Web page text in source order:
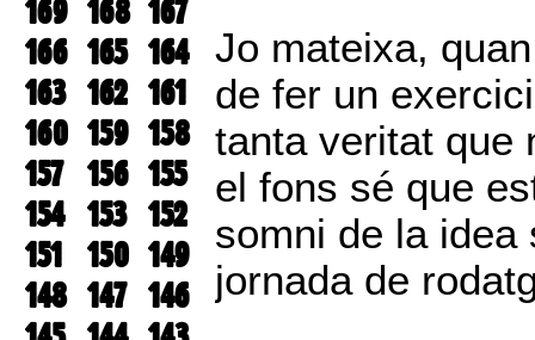
169 168 167
166 165 164
163 162 161
160 159 158
157 156 155
154 153 152
151
150 149
148 147 146
Jo mateixa,
de fer un
tanta veritat que
el fons sé que
somni de la idea
jornada de